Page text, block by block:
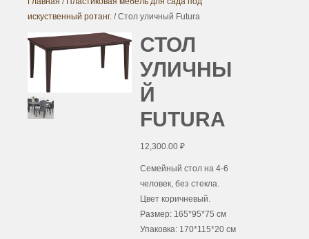
искуственный ротанг. / Стол уличный Futura
СТОЛ
УЛИЧНЫ
Й
FUTURA
12,300.00₽
Семейный стол на 4-6
человек, без стекла.
Цвет коричневый.
Размер: 165*95*75 см
Упаковка: 170*115*20 см